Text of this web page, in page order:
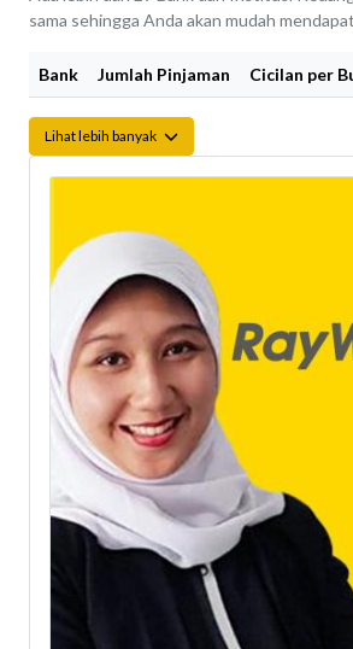
sama sehingga Anda akan mudah
Bank Jumlah Pinjaman Cicilan per
Lihat lebih banyak